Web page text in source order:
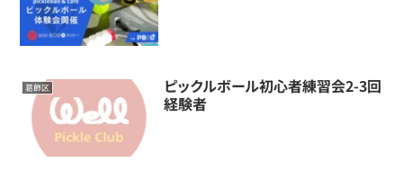
葛飾区
ピックルボール初心者練習会2-3回
経験者